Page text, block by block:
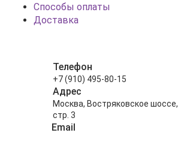
Способы оплаты
Доставка
Телефон
+7 (910) 495-80-15
Адрес
Москва, Востряковское
стр. 3
Email